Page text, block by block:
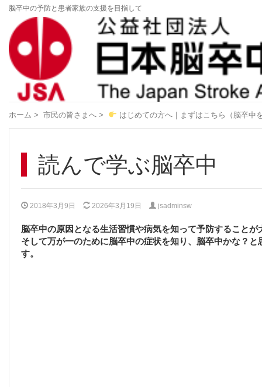
脳卒中の予防と患者家族の支援を目指して
ホーム > 市民の皆さまへ > はじめての方へ｜まずはこちら（脳卒中
読んで学ぶ脳卒中
2018年3月9日 2026年3月19日 jsadminsw
脳卒中の原因となる生活習慣や病気を知って予防することが
そして万が一のために脳卒中の症状を知り、脳卒中かな？
す。